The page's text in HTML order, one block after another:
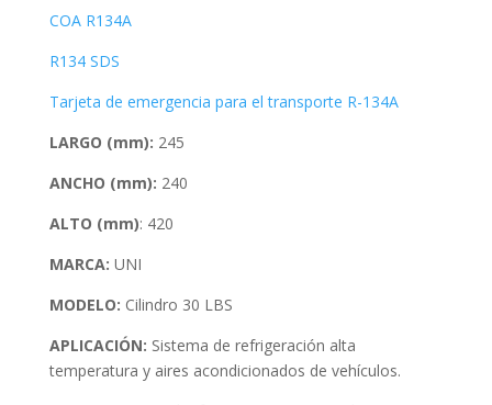
COA R134A
R134 SDS
Tarjeta de emergencia para el transporte R-134A
LARGO (mm): 245
ANCHO (mm): 240
ALTO (mm): 420
MARCA: UNI
MODELO: Cilindro 30 LBS
APLICACIÓN: Sistema de refrigeración alta
temperatura y aires acondicionados de vehículos.